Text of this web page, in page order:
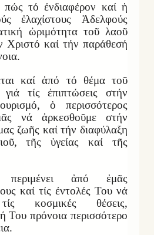
πώς τό ἐνδιαφέρον καί ἡ
ἐλαχίστους Ἀδελφούς
ὠριμότητα τοῦ λαοῦ
Χριστό καί τήν παράθεσή
καί ἀπό τό θέμα τοῦ
τίς ἐπιπτώσεις στήν
ὁ περισσότερος
νά ἀρκεσθοῦμε στήν
ζωῆς καί τήν διαφύλαξη
τῆς ὑγείας καί τῆς
ἀπό ἐμᾶς
καί τίς ἐντολές Του νά
κοσμικές θέσεις,
Του πρόνοια περισσότερο